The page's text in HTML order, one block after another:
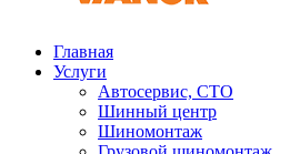
Главная
Услуги
Автосервис, СТО
Шинный центр
Шиномонтаж